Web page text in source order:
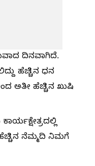
ದಿನವಾಗಿದೆ.
ಹೆಚ್ಚಿನ ಧನ
ಅತೀ ಹೆಚ್ಚಿನ ಖುಷಿ
ನೆಮ್ಮದಿ ನಿಮಗೆ